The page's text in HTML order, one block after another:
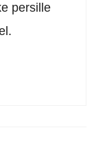
persille